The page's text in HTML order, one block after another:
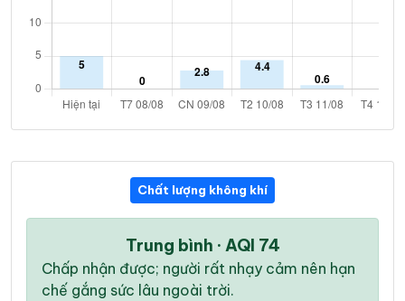
Chất lượng không khí
Trung bình · AQI 74
Chấp nhận được; người rất nhạy cảm nên hạn
chế gắng sức lâu ngoài trời.